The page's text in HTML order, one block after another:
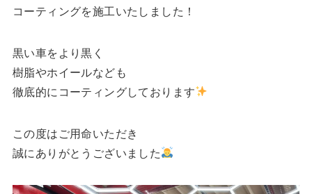
コーティングを施工いたしました！
黒い車をより黒く
樹脂やホイールなども
徹底的にコーティングしております
この度はご用命いただき
誠にありがとうございました